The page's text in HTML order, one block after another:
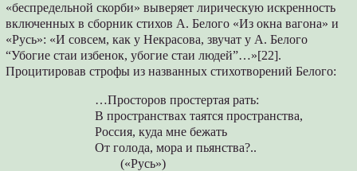
«беспредельной скорби» выверяет лирическую искренность
включенных в сборник стихов А. Белого «Из окна вагона» и
«Русь»: «И совсем, как у Некрасова, звучат у А. Белого
“Убогие стаи избенок, убогие стаи людей”…»[22].
Процитировав строфы из названных стихотворений Белого:
…Просторов простертая рать:
В пространствах таятся пространства,
Россия, куда мне бежать
От голода, мора и пьянства?..
(«Русь»)